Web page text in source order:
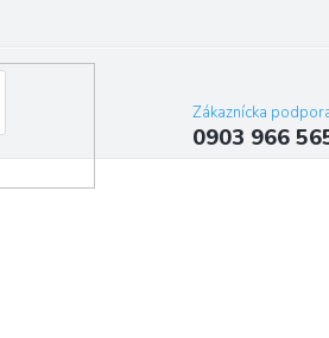
Zákaznícka
0903 966